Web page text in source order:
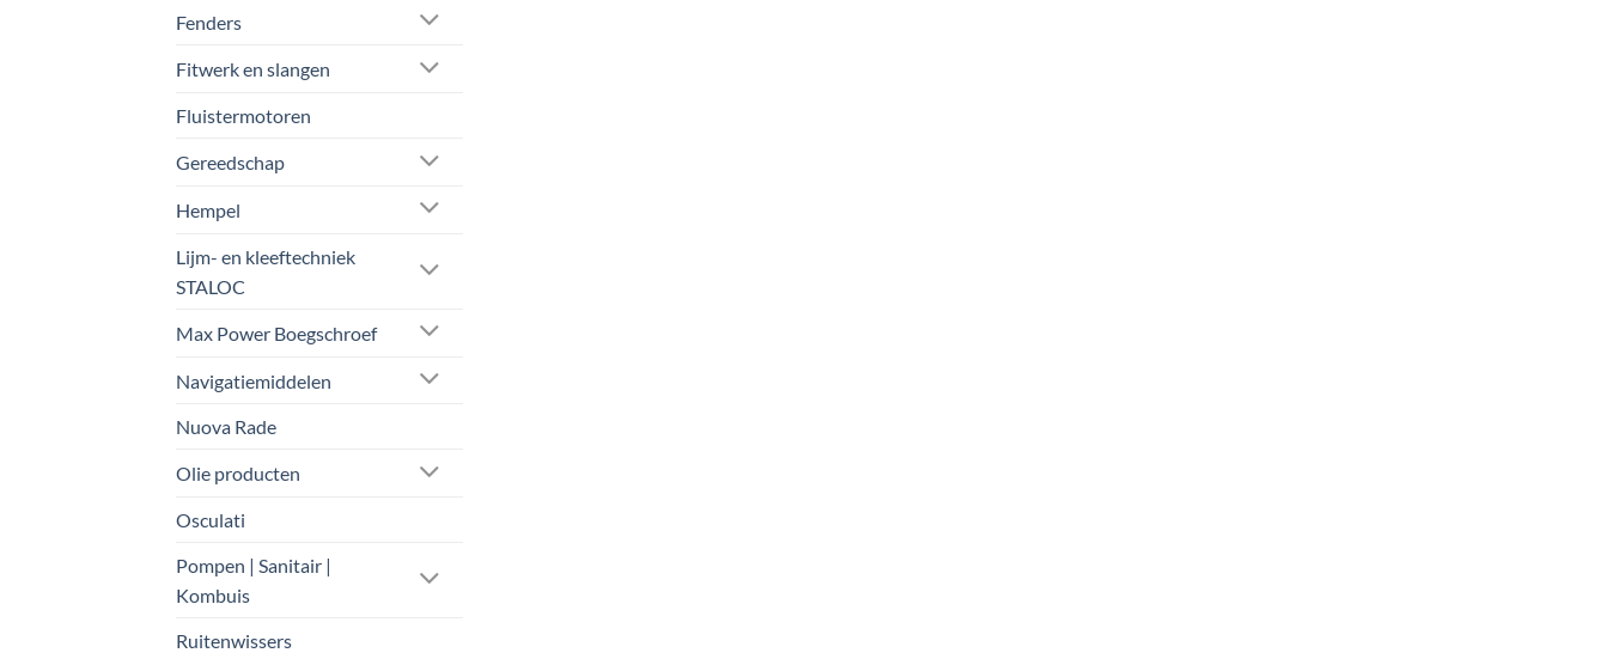
Fenders
Fitwerk en slangen
Fluistermotoren
Gereedschap
Hempel
Lijm- en kleeftechniek
STALOC
Max Power Boegschroef
Navigatiemiddelen
Nuova Rade
Olie producten
Osculati
Pompen | Sanitair |
Kombuis
Ruitenwissers